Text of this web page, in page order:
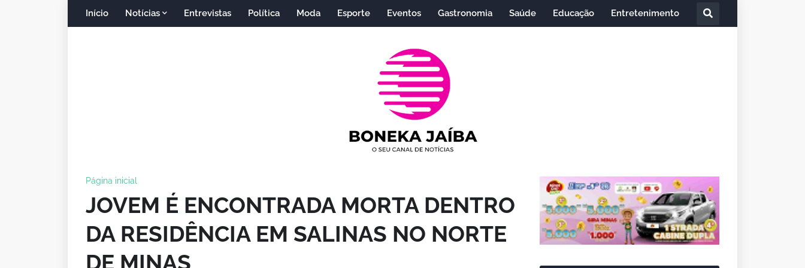
Início Notícias Entrevistas Política Moda Esporte Eventos Gastronomia Saúde Educação Entretenimento
Página inicial
JOVEM É ENCONTRADA MORTA DENTRO
DA RESIDÊNCIA EM SALINAS NO NORTE
DE MINAS